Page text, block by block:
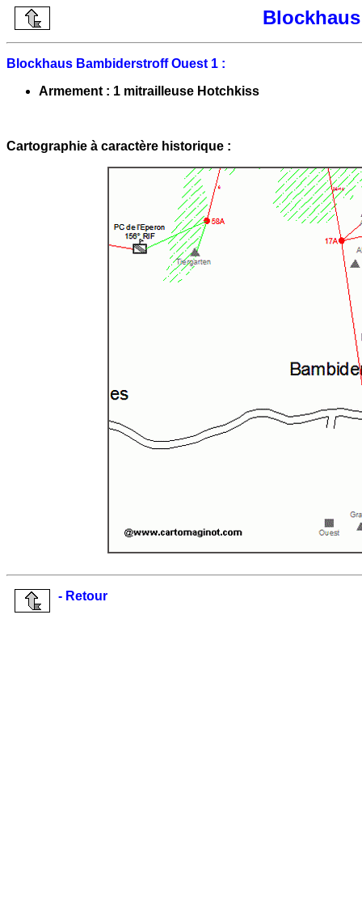
Blockhaus Bambiderstroff Ouest 1 :
Armement : 1 mitrailleuse Hotchkiss
Cartographie à caractère historique :
- Retour